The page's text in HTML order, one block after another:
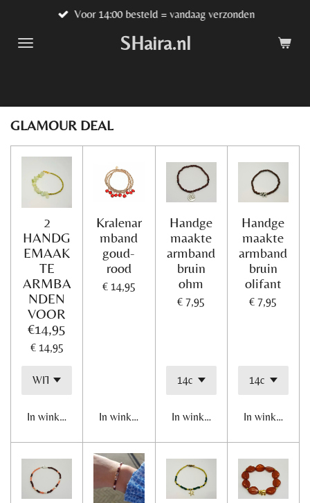
naar
SHaira.nl
Voor 14:00 besteld = vandaag verzonden
GLAMOUR DEAL
2
HANDG
EMAAK
TE
ARMBA
NDEN
VOOR
€14,95
€ 14,95
In winkelwagen
Kralenar
mband
goud-
rood
€ 14,95
In winkelwagen
Handge
maakte
armband
bruin
ohm
€ 7,95
In winkelwagen
Handge
maakte
armband
bruin
olifant
€ 7,95
In